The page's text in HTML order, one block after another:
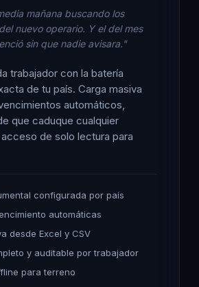
mañana buscando los
nuevo operario. Y el del mes
sin que nadie avisara."
trabajador con la batería
de tu país. Carga masiva
automáticos,
que caduque cualquier
de solo lectura para
configurada por país
automáticas
desde Excel y CSV
y auditable por trabajador
para terreno